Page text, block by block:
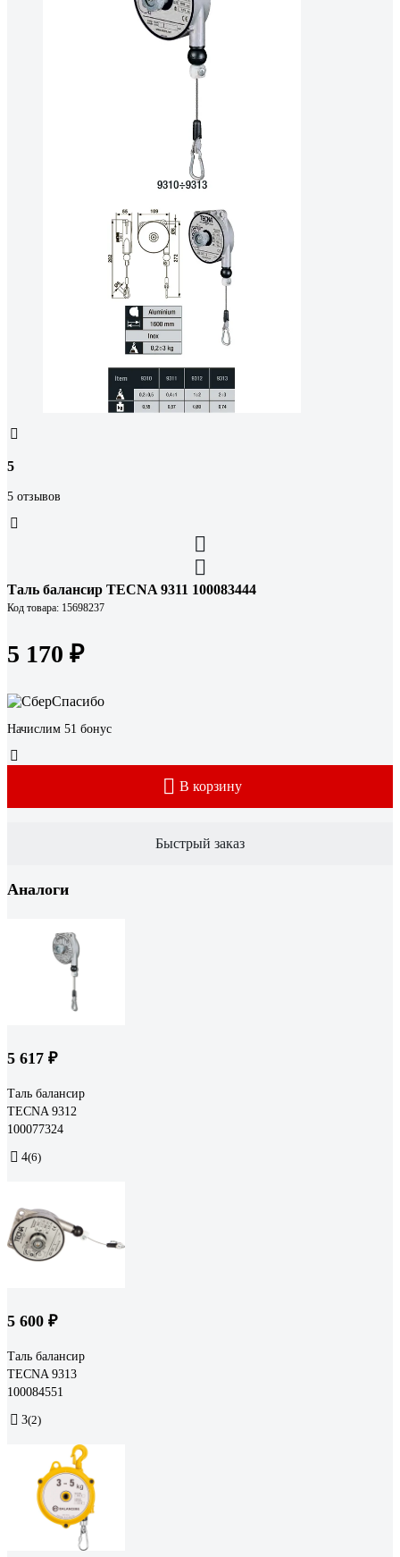
5
5 отзывов
Таль балансир TECNA 9311 100083444
Код товара: 15698237
5 170 ₽
Начислим 51 бонус
В корзину
Быстрый заказ
Аналоги
5 617 ₽
Таль балансир
TECNA 9312
100077324
4(6)
5 600 ₽
Таль балансир
TECNA 9313
100084551
3(2)